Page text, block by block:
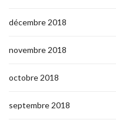
décembre 2018
novembre 2018
octobre 2018
septembre 2018